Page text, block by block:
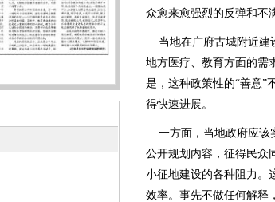
众愈来愈强烈的反弹和不
当地在广府古城附近建
地方医疗、教育方面的需
是，这种政策性的“善意”
得快速进展。
一方面，当地政府应该
公开规划内容，征得民众
小征地建设的各种阻力。
效率。事先不做任何解释